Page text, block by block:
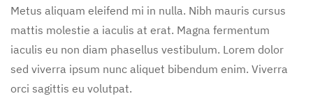
Metus aliquam eleifend mi in nulla. Nibh mauris cursus
mattis molestie a iaculis at erat. Magna fermentum
iaculis eu non diam phasellus vestibulum. Lorem dolor
sed viverra ipsum nunc aliquet bibendum enim. Viverra
orci sagittis eu volutpat.